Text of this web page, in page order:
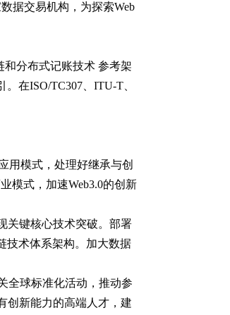
据交易机构，为探索Web
分布式记账技术 参考架
在ISO/TC307、ITU-T、
用模式，处理好继承与创
模式，加速Web3.0的创新
关键核心技术突破。部署
技术体系架构。加大数据
全球标准化活动，推动参
创新能力的高端人才，建